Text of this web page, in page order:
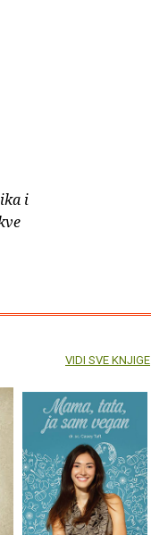
i
VIDI SVE KNJIGE